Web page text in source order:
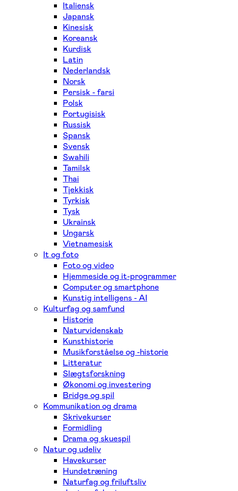
Italiensk
Japansk
Kinesisk
Koreansk
Kurdisk
Latin
Nederlandsk
Norsk
Persisk - farsi
Polsk
Portugisisk
Russisk
Spansk
Svensk
Swahili
Tamilsk
Thai
Tjekkisk
Tyrkisk
Tysk
Ukrainsk
Ungarsk
Vietnamesisk
It og foto
Foto og video
Hjemmeside og it-programmer
Computer og smartphone
Kunstig intelligens - AI
Kulturfag og samfund
Historie
Naturvidenskab
Kunsthistorie
Musikforståelse og -historie
Litteratur
Slægtsforskning
Økonomi og investering
Bridge og spil
Kommunikation og drama
Skrivekurser
Formidling
Drama og skuespil
Natur og udeliv
Havekurser
Hundetræning
Naturfag og friluftsliv